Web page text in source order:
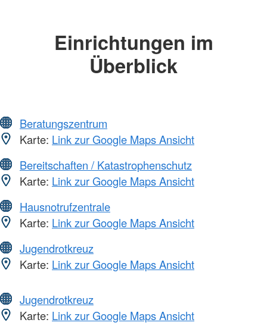
Einrichtungen im
Überblick
Beratungszentrum
Karte: Link zur Google Maps Ansicht
Bereitschaften / Katastrophenschutz
Karte: Link zur Google Maps Ansicht
Hausnotrufzentrale
Karte: Link zur Google Maps Ansicht
Jugendrotkreuz
Karte: Link zur Google Maps Ansicht
Jugendrotkreuz
Karte: Link zur Google Maps Ansicht